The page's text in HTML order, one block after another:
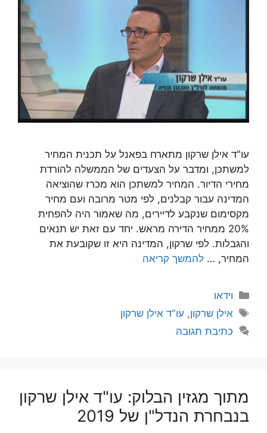
עו"ד אילן שרקון מתארח בפאנל על תכנית המחיר
למשתכן, ומדבר על הצעדים של הממשלה להורדת
מחירי הדיור. המחיר למשתכן הוא מכרז שהוציאה
המדינה עבור קבלנים, לפי מטר מרובה ועם מחיר
מקסימום שנקבע לדיירים, מה שאמור היה להפחית
20% ממחיר הדירה מראש. יחד עם זאת יש תנאים
והגבלות. לפי שרקון, המדינה היא זו שקובעת את
המחיר, … להמשך קריאה
קטגוריות
וידאו
תגיות
אילן שרקון, עו"ד אילן שרקון
כתיבת תגובה
מתוך מגזין הבלוק: עו"ד אילן שרקון
בנבחרת הנדל"ן של 2019